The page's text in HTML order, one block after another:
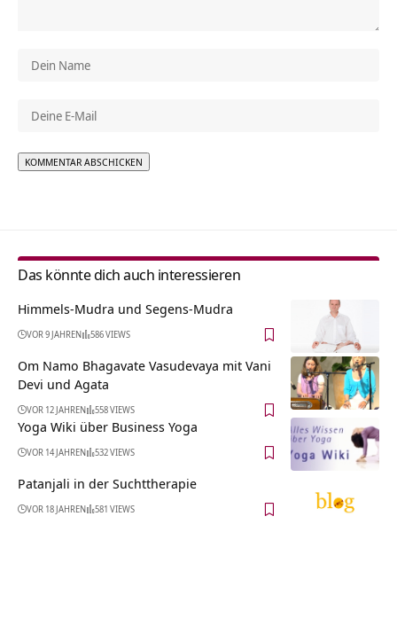
Das könnte dich auch interessieren
Himmels-Mudra und Segens-Mudra
VOR 9 JAHREN 586 VIEWS
Om Namo Bhagavate Vasudevaya mit Vani
Devi und Agata
VOR 12 JAHREN 558 VIEWS
Yoga Wiki über Business Yoga
VOR 14 JAHREN 532 VIEWS
Patanjali in der Suchttherapie
VOR 18 JAHREN 581 VIEWS